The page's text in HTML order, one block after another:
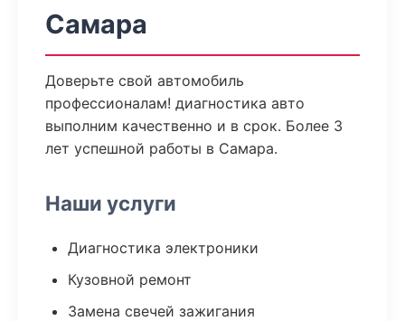
Самара
Доверьте свой автомобиль
профессионалам! диагностика авто
выполним качественно и в срок. Более 3
лет успешной работы в Самара.
Наши услуги
Диагностика электроники
Кузовной ремонт
Замена свечей зажигания